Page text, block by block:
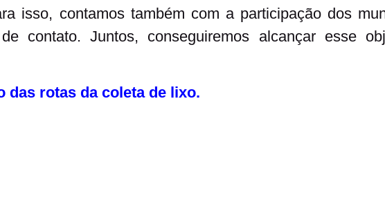
isso, contamos também com a participação dos
contato. Juntos, conseguiremos alcançar esse
rotas da coleta de lixo.